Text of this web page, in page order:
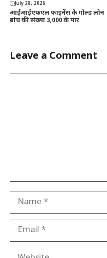
July 28, 2026
आईआईएफएल फाइनेंस के गोल्ड लोन
ब्रांच की संख्या 3,000 के पार
Leave a Comment
Name
Email
Website